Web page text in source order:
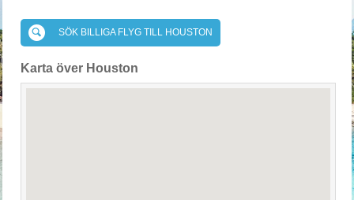
SÖK BILLIGA FLYG TILL HOUSTON
Karta över Houston